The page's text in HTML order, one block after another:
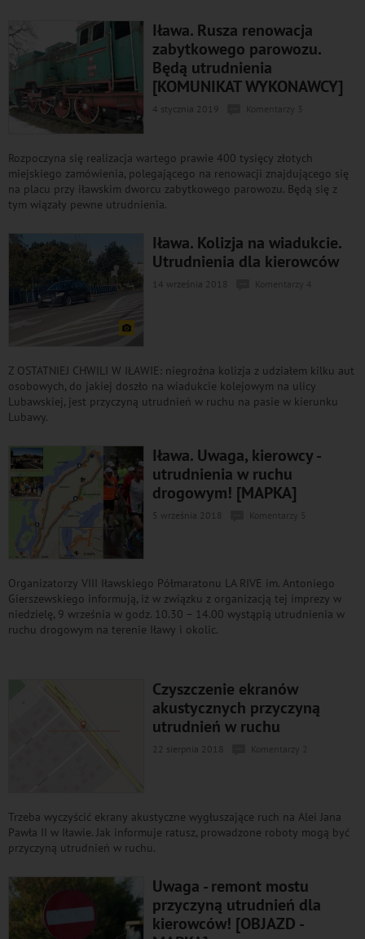
Iława. Rusza renowacja
zabytkowego parowozu.
Będą utrudnienia
[KOMUNIKAT WYKONAWCY]
4 stycznia 2019
Rozpoczyna się realizacja wartego prawie 400 tysięcy złotych
miejskiego zamówienia, polegającego na renowacji znajdującego się
na placu przy iławskim dworcu zabytkowego parowozu. Będą się z
tym wiązały pewne utrudnienia.
Iława. Kolizja na wiadukcie.
Utrudnienia dla kierowców
14 września 2018
Z OSTATNIEJ CHWILI W IŁAWIE: niegroźna kolizja z udziałem kilku aut
osobowych, do jakiej doszło na wiadukcie kolejowym na ulicy
Lubawskiej, jest przyczyną utrudnień w ruchu na pasie w kierunku
Lubawy.
Iława. Uwaga, kierowcy -
utrudnienia w ruchu
drogowym! [MAPKA]
5 września 2018
Organizatorzy VIII Iławskiego Półmaratonu LA RIVE im. Antoniego
Gierszewskiego informują, iż w związku z organizacją tej imprezy w
niedzielę, 9 września w godz. 10.30 – 14.00 wystąpią utrudnienia w
ruchu drogowym na terenie Iławy i okolic.
Czyszczenie ekranów
akustycznych przyczyną
utrudnień w ruchu
22 sierpnia 2018
Trzeba wyczyścić ekrany akustyczne wygłuszające ruch na Alei Jana
Pawła II w Iławie. Jak informuje ratusz, prowadzone roboty mogą być
przyczyną utrudnień w ruchu.
Uwaga - remont mostu
przyczyną utrudnień dla
kierowców! [OBJAZD -